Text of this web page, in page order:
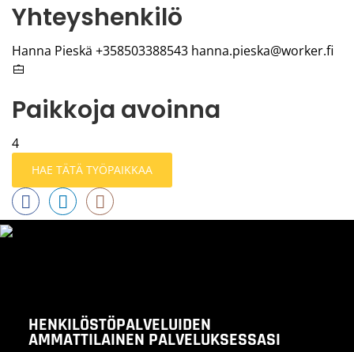
Yhteyshenkilö
Hanna Pieskä +358503388543 hanna.pieska@worker.fi
Paikkoja avoinna
4
HAE TÄTÄ TYÖPAIKKAA
HENKILÖSTÖPALVELUIDEN
AMMATTILAINEN PALVELUKSESSASI